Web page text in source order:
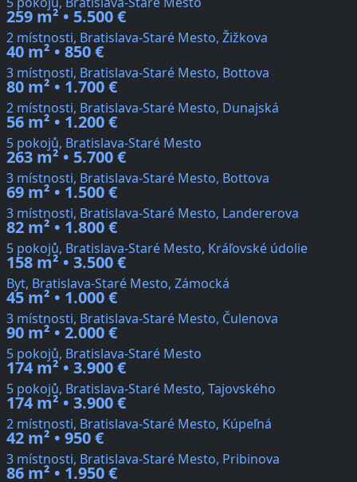
259 m² • 5.500 €
2 místnosti, Bratislava-Staré Mesto, Žižkova
40 m² • 850 €
3 místnosti, Bratislava-Staré Mesto, Bottova
80 m² • 1.700 €
2 místnosti, Bratislava-Staré Mesto, Dunajská
56 m² • 1.200 €
5 pokojů, Bratislava-Staré Mesto
263 m² • 5.700 €
3 místnosti, Bratislava-Staré Mesto, Bottova
69 m² • 1.500 €
3 místnosti, Bratislava-Staré Mesto, Landererova
82 m² • 1.800 €
5 pokojů, Bratislava-Staré Mesto, Kráľovské údolie
158 m² • 3.500 €
Byt, Bratislava-Staré Mesto, Zámocká
45 m² • 1.000 €
3 místnosti, Bratislava-Staré Mesto, Čulenova
90 m² • 2.000 €
5 pokojů, Bratislava-Staré Mesto
174 m² • 3.900 €
5 pokojů, Bratislava-Staré Mesto, Tajovského
174 m² • 3.900 €
2 místnosti, Bratislava-Staré Mesto, Kúpeľná
42 m² • 950 €
3 místnosti, Bratislava-Staré Mesto, Pribinova
86 m² • 1.950 €